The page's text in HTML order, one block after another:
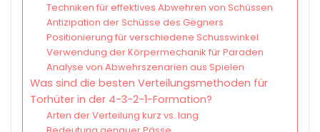
Techniken für effektives Abwehren von Schüssen
Antizipation der Schüsse des Gegners
Positionierung für verschiedene Schusswinkel
Verwendung der Körpermechanik für Paraden
Analyse von Abwehrszenarien aus Spielen
Was sind die besten Verteilungsmethoden für
Torhüter in der 4-3-2-1-Formation?
Arten der Verteilung kurz vs. lang